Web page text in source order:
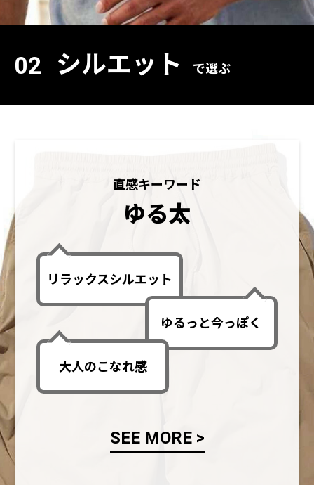
02 シルエット で選ぶ
直感キーワード
ゆる太
リラックスシルエット
ゆるっと今っぽく
大人のこなれ感
SEE MORE >